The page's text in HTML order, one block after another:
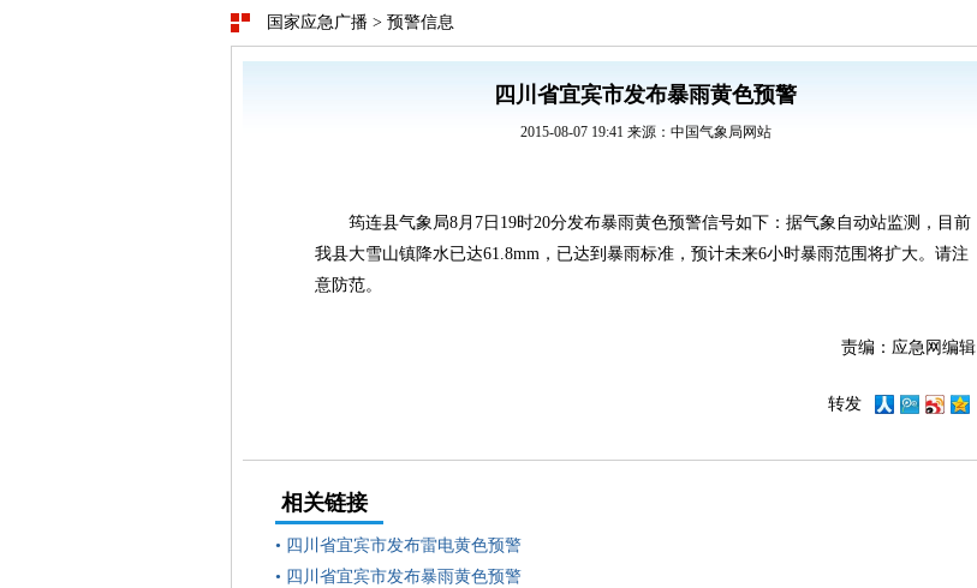
国家应急广播 > 预警信息
四川省宜宾市发布暴雨黄色预警
2015-08-07 19:41 来源：中国气象局网站
筠连县气象局8月7日19时20分发布暴雨黄色预警信号如下：据气象自动站监测，目前
我县大雪山镇降水已达61.8mm，已达到暴雨标准，预计未来6小时暴雨范围将扩大。请注
意防范。
责编：应急网编辑
转发
相关链接
• 四川省宜宾市发布雷电黄色预警
• 四川省宜宾市发布暴雨黄色预警